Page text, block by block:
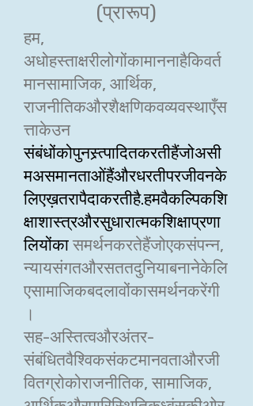
(प्रारूप)
हम,
अधोहस्ताक्षरीलोगोंकामाननाहैकिवर्त
मानसामाजिक, आर्थिक,
राजनीतिकऔरशैक्षणिकवव्यवस्थाएँस
त्ताकेउन
संबंधोंकोपुनस्र्त्पादितकरतीहैंजोअसी
मअसमानताओंहैंऔरधरतीपरजीवनके
लिएख़तरापैदाकरतीहै.हमवैकल्पिकशि
क्षाशास्त्रऔरसुधारात्मकशिक्षाप्रणा
लियोंका समर्थनकरतेहैंजोएकसंपन्न,
न्यायसंगतऔरसततदुनियाबनानेकेलि
एसामाजिकबदलावोंकासमर्थनकरेंगी
।
सह-अस्तित्वऔरअंतर-
संबंधितवैश्विकसंकटमानवताऔरजी
वितग्रोकोराजनीतिक, सामाजिक,